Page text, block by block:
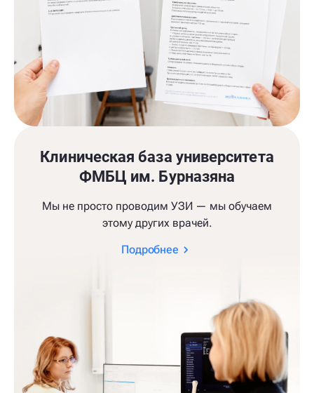
Клиническая база университета
ФМБЦ им. Бурназяна
Мы не просто проводим УЗИ — мы обучаем
этому других врачей.
Подробнее